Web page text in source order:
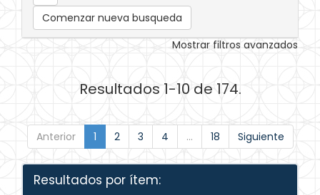
Comenzar nueva busqueda
Mostrar filtros avanzados
Resultados 1-10 de 174.
Anterior 1 2 3 4 ... 18 Siguiente
Resultados por ítem: